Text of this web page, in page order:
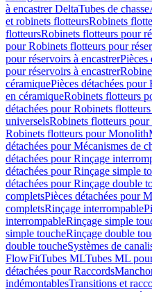
à encastrer DeltaTubes de chasse
et robinets flotteursRobinets
flotteursRobinets flotteurs pour
pour Robinets flotteurs pour
pour réservoirs à encastrerPièces
pour réservoirs à encastrer
céramiquePièces détachées
en céramiqueRobinets flotteurs
détachées pour Robinets
universelsRobinets flotteurs
Robinets flotteurs pour Monolith
détachées pour Mécanismes de
détachées pour Rinçage
détachées pour Rinçage simple
détachées pour Rinçage double
completsPièces détachées pour
completsRinçage interrompable
interrompableRinçage simple
simple toucheRinçage double
double toucheSystèmes de
FlowFitTubes MLTubes ML
détachées pour Raccords
indémontablesTransitions et